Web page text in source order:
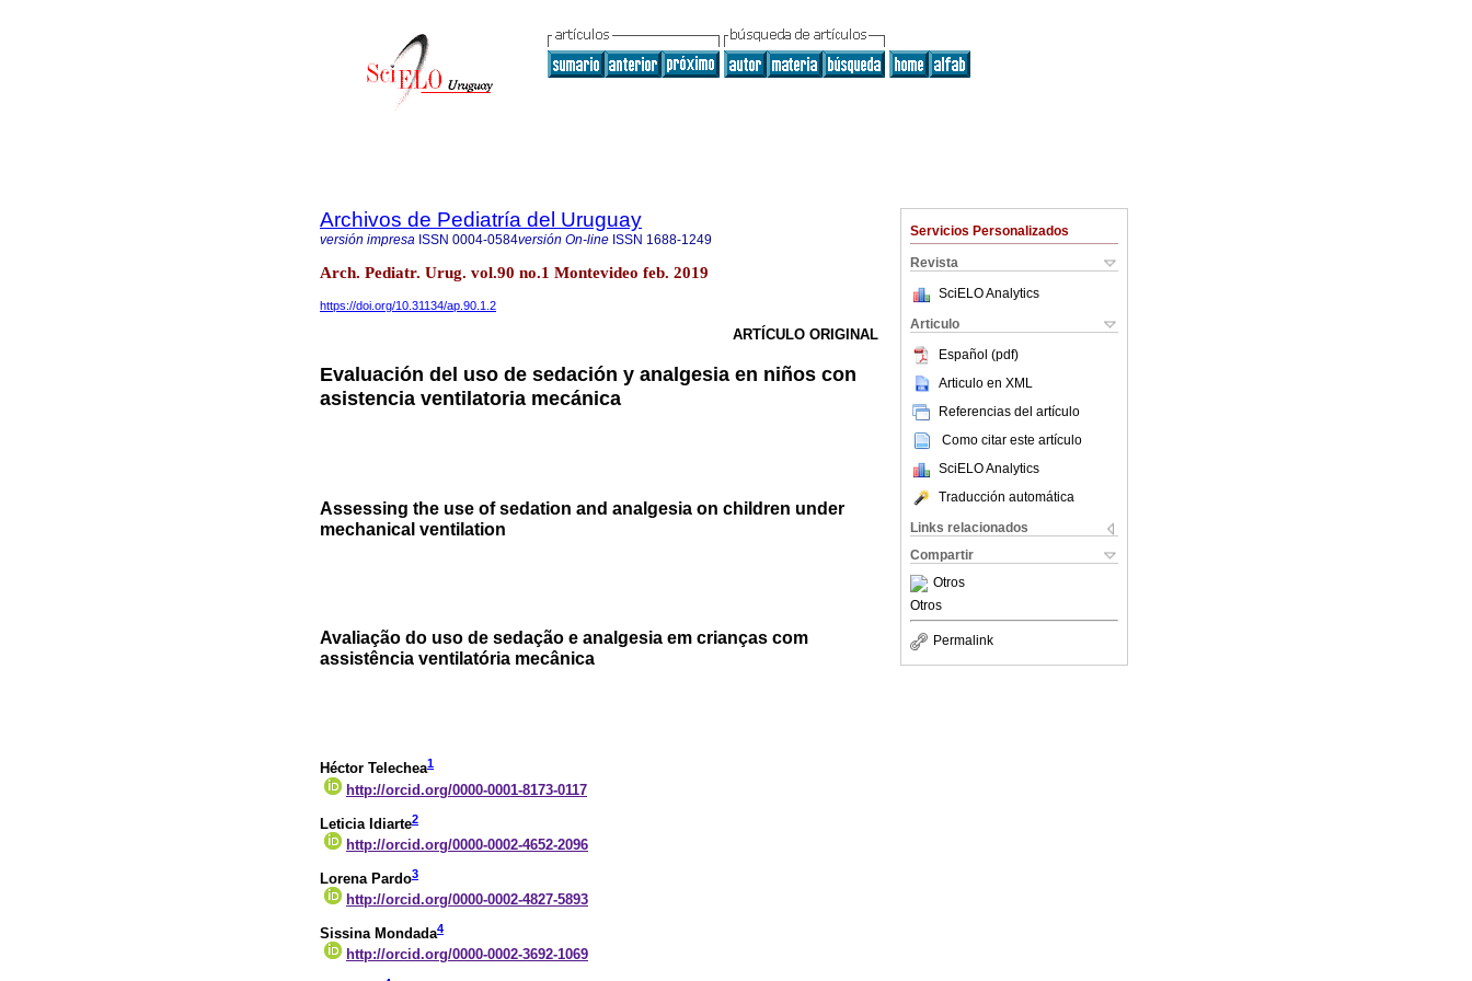
Servicios Personalizados
Revista
SciELO Analytics
Articulo
Español (pdf)
Articulo en XML
Referencias del artículo
Como citar este artículo
SciELO Analytics
Traducción automática
Links relacionados
Compartir
Otros
Otros
Permalink
Archivos de Pediatría del Uruguay
versión impresa ISSN 0004-0584versión On-line ISSN 1688-1249
Arch. Pediatr. Urug. vol.90 no.1 Montevideo feb. 2019
https://doi.org/10.31134/ap.90.1.2
ARTÍCULO ORIGINAL
Evaluación del uso de sedación y analgesia en niños con
asistencia ventilatoria mecánica
Assessing the use of sedation and analgesia on children under
mechanical ventilation
Avaliação do uso de sedação e analgesia em crianças com
assistência ventilatória mecânica
Héctor Telechea1
http://orcid.org/0000-0001-8173-0117
Leticia Idiarte2
http://orcid.org/0000-0002-4652-2096
Lorena Pardo3
http://orcid.org/0000-0002-4827-5893
Sissina Mondada4
http://orcid.org/0000-0002-3692-1069